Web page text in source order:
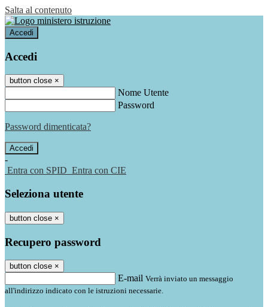
Salta al contenuto
Accedi
Accedi
button close ×
Nome Utente
Password
Password dimenticata?
-
Entra con SPID Entra con CIE
Seleziona utente
button close ×
Recupero password
button close ×
E-mail Verrà inviato un messaggio
all'indirizzo indicato con le istruzioni necessarie.